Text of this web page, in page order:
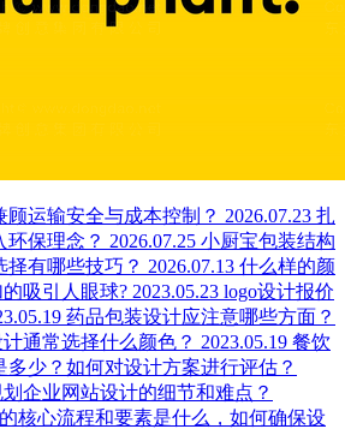
运输安全与成本控制？ 2026.07.23 扎
环保理念？ 2026.07.25 小厨宝包装结构
有哪些技巧？ 2026.07.13 什么样的颜
吸引人眼球? 2023.05.23 logo设计报价
药品包装设计应注意哪些方面？
通常选择什么颜色？ 2023.05.19 餐饮
少？如何对设计方案进行评估？
企业网站设计的细节和难点？
核心流程和要素是什么，如何确保设